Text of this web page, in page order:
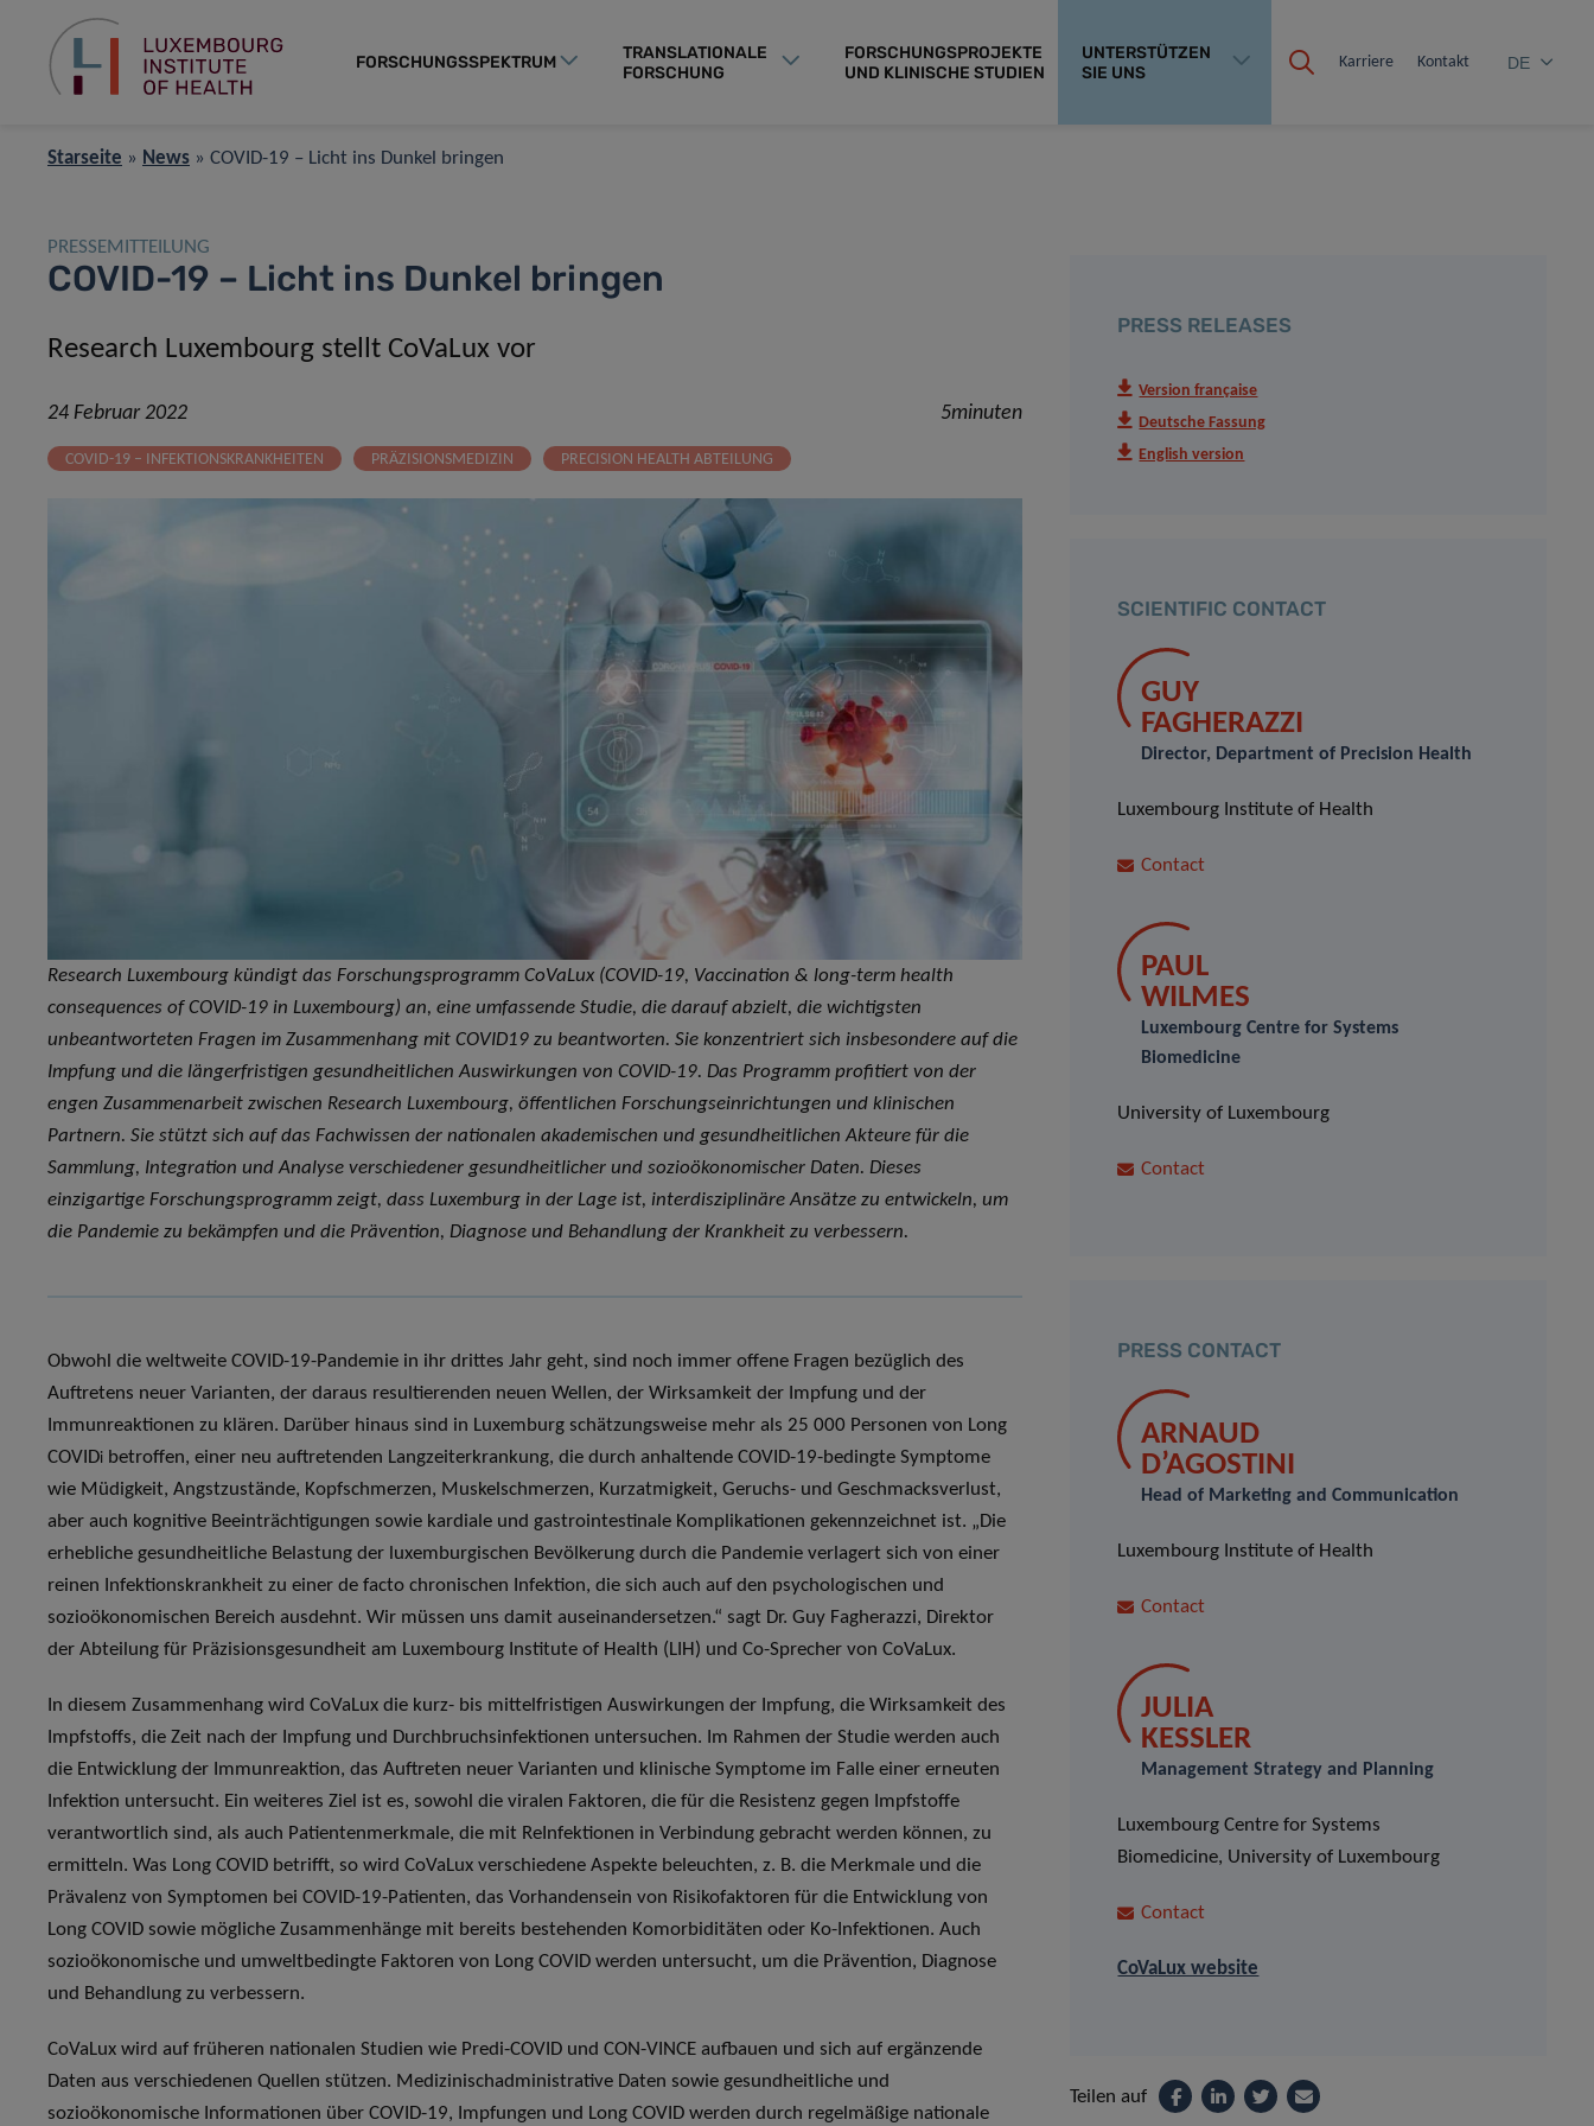
FORSCHUNGSSPEKTRUM
TRANSLATIONALE
FORSCHUNG
FORSCHUNGSPROJEKTE
UND KLINISCHE STUDIEN
UNTERSTÜTZEN
SIE UNS
Karriere Kontakt DE
Starseite » News » COVID-19 – Licht ins Dunkel bringen
PRESSEMITTEILUNG
COVID-19 – Licht ins Dunkel bringen
Research Luxembourg stellt CoVaLux vor
24 Februar 2022 5minuten
COVID-19 – INFEKTIONSKRANKHEITEN PRÄZISIONSMEDIZIN PRECISION HEALTH ABTEILUNG
Research Luxembourg kündigt das Forschungsprogramm CoVaLux (COVID-19, Vaccination & long-term health
consequences of COVID-19 in Luxembourg) an, eine umfassende Studie, die darauf abzielt, die wichtigsten
unbeantworteten Fragen im Zusammenhang mit COVID19 zu beantworten. Sie konzentriert sich insbesondere auf die
Impfung und die längerfristigen gesundheitlichen Auswirkungen von COVID-19. Das Programm profitiert von der
engen Zusammenarbeit zwischen Research Luxembourg, öffentlichen Forschungseinrichtungen und klinischen
Partnern. Sie stützt sich auf das Fachwissen der nationalen akademischen und gesundheitlichen Akteure für die
Sammlung, Integration und Analyse verschiedener gesundheitlicher und sozioökonomischer Daten. Dieses
einzigartige Forschungsprogramm zeigt, dass Luxemburg in der Lage ist, interdisziplinäre Ansätze zu entwickeln, um
die Pandemie zu bekämpfen und die Prävention, Diagnose und Behandlung der Krankheit zu verbessern.
Obwohl die weltweite COVID-19-Pandemie in ihr drittes Jahr geht, sind noch immer offene Fragen bezüglich des
Auftretens neuer Varianten, der daraus resultierenden neuen Wellen, der Wirksamkeit der Impfung und der
Immunreaktionen zu klären. Darüber hinaus sind in Luxemburg schätzungsweise mehr als 25 000 Personen von Long
COVIDi betroffen, einer neu auftretenden Langzeiterkrankung, die durch anhaltende COVID-19-bedingte Symptome
wie Müdigkeit, Angstzustände, Kopfschmerzen, Muskelschmerzen, Kurzatmigkeit, Geruchs- und Geschmacksverlust,
aber auch kognitive Beeinträchtigungen sowie kardiale und gastrointestinale Komplikationen gekennzeichnet ist. „Die
erhebliche gesundheitliche Belastung der luxemburgischen Bevölkerung durch die Pandemie verlagert sich von einer
reinen Infektionskrankheit zu einer de facto chronischen Infektion, die sich auch auf den psychologischen und
sozioökonomischen Bereich ausdehnt. Wir müssen uns damit auseinandersetzen.“ sagt Dr. Guy Fagherazzi, Direktor
der Abteilung für Präzisionsgesundheit am Luxembourg Institute of Health (LIH) und Co-Sprecher von CoVaLux.
In diesem Zusammenhang wird CoVaLux die kurz- bis mittelfristigen Auswirkungen der Impfung, die Wirksamkeit des
Impfstoffs, die Zeit nach der Impfung und Durchbruchsinfektionen untersuchen. Im Rahmen der Studie werden auch
die Entwicklung der Immunreaktion, das Auftreten neuer Varianten und klinische Symptome im Falle einer erneuten
Infektion untersucht. Ein weiteres Ziel ist es, sowohl die viralen Faktoren, die für die Resistenz gegen Impfstoffe
verantwortlich sind, als auch Patientenmerkmale, die mit ReInfektionen in Verbindung gebracht werden können, zu
ermitteln. Was Long COVID betrifft, so wird CoVaLux verschiedene Aspekte beleuchten, z. B. die Merkmale und die
Prävalenz von Symptomen bei COVID-19-Patienten, das Vorhandensein von Risikofaktoren für die Entwicklung von
Long COVID sowie mögliche Zusammenhänge mit bereits bestehenden Komorbiditäten oder Ko-Infektionen. Auch
sozioökonomische und umweltbedingte Faktoren von Long COVID werden untersucht, um die Prävention, Diagnose
und Behandlung zu verbessern.
CoVaLux wird auf früheren nationalen Studien wie Predi-COVID und CON-VINCE aufbauen und sich auf ergänzende
Daten aus verschiedenen Quellen stützen. Medizinischadministrative Daten sowie gesundheitliche und
sozioökonomische Informationen über COVID-19, Impfungen und Long COVID werden durch regelmäßige nationale
PRESS RELEASES
Version française
Deutsche Fassung
English version
SCIENTIFIC CONTACT
GUY
FAGHERAZZI
Director, Department of Precision Health
Luxembourg Institute of Health
Contact
PAUL
WILMES
Luxembourg Centre for Systems
Biomedicine
University of Luxembourg
Contact
PRESS CONTACT
ARNAUD
D’AGOSTINI
Head of Marketing and Communication
Luxembourg Institute of Health
Contact
JULIA
KESSLER
Management Strategy and Planning
Luxembourg Centre for Systems
Biomedicine, University of Luxembourg
Contact
CoVaLux website
Teilen auf